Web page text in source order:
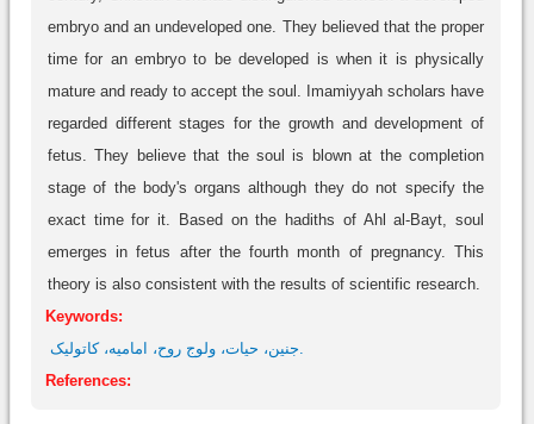
embryo and an undeveloped one. They believed that the proper
time for an embryo to be developed is when it is physically
mature and ready to accept the soul. Imamiyyah scholars have
regarded different stages for the growth and development of
fetus. They believe that the soul is blown at the completion
stage of the body's organs although they do not specify the
exact time for it. Based on the hadiths of Ahl al-Bayt, soul
emerges in fetus after the fourth month of pregnancy. This
theory is also consistent with the results of scientific research.
Keywords:
جنين، حيات، ولوج روح، اماميه، کاتوليک.
References: